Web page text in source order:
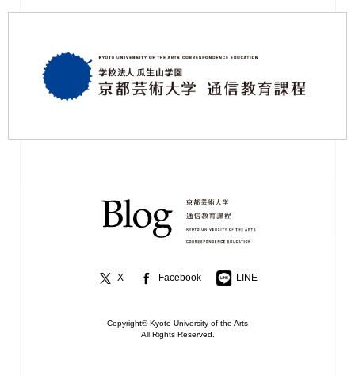
X Facebook LINE
Copyright© Kyoto University of the Arts
All Rights Reserved.